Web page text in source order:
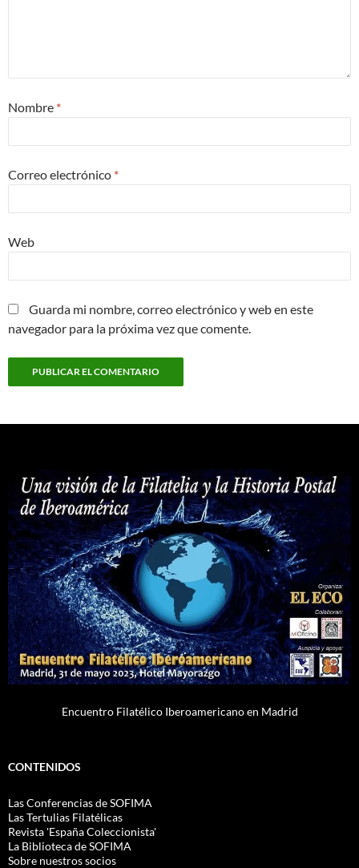
Nombre *
Correo electrónico *
Web
Guarda mi nombre, correo electrónico y web en este
navegador para la próxima vez que comente.
Encuentro Filatélico Iberoamericano en Madrid
CONTENIDOS
Las Conferencias de SOFIMA
Las Tertulias Filatélicas
Revista 'España Coleccionista'
La Biblioteca de SOFIMA
Sobre nuestros socios